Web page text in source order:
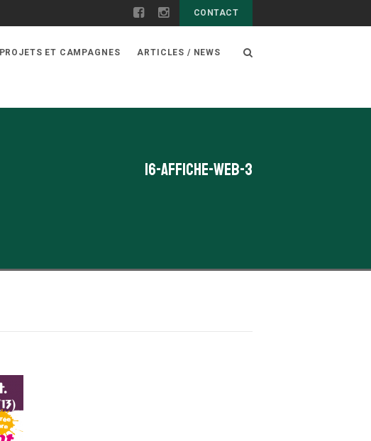
CONTACT
PROJETS ET CAMPAGNES ARTICLES / NEWS
16-affiche-web-3